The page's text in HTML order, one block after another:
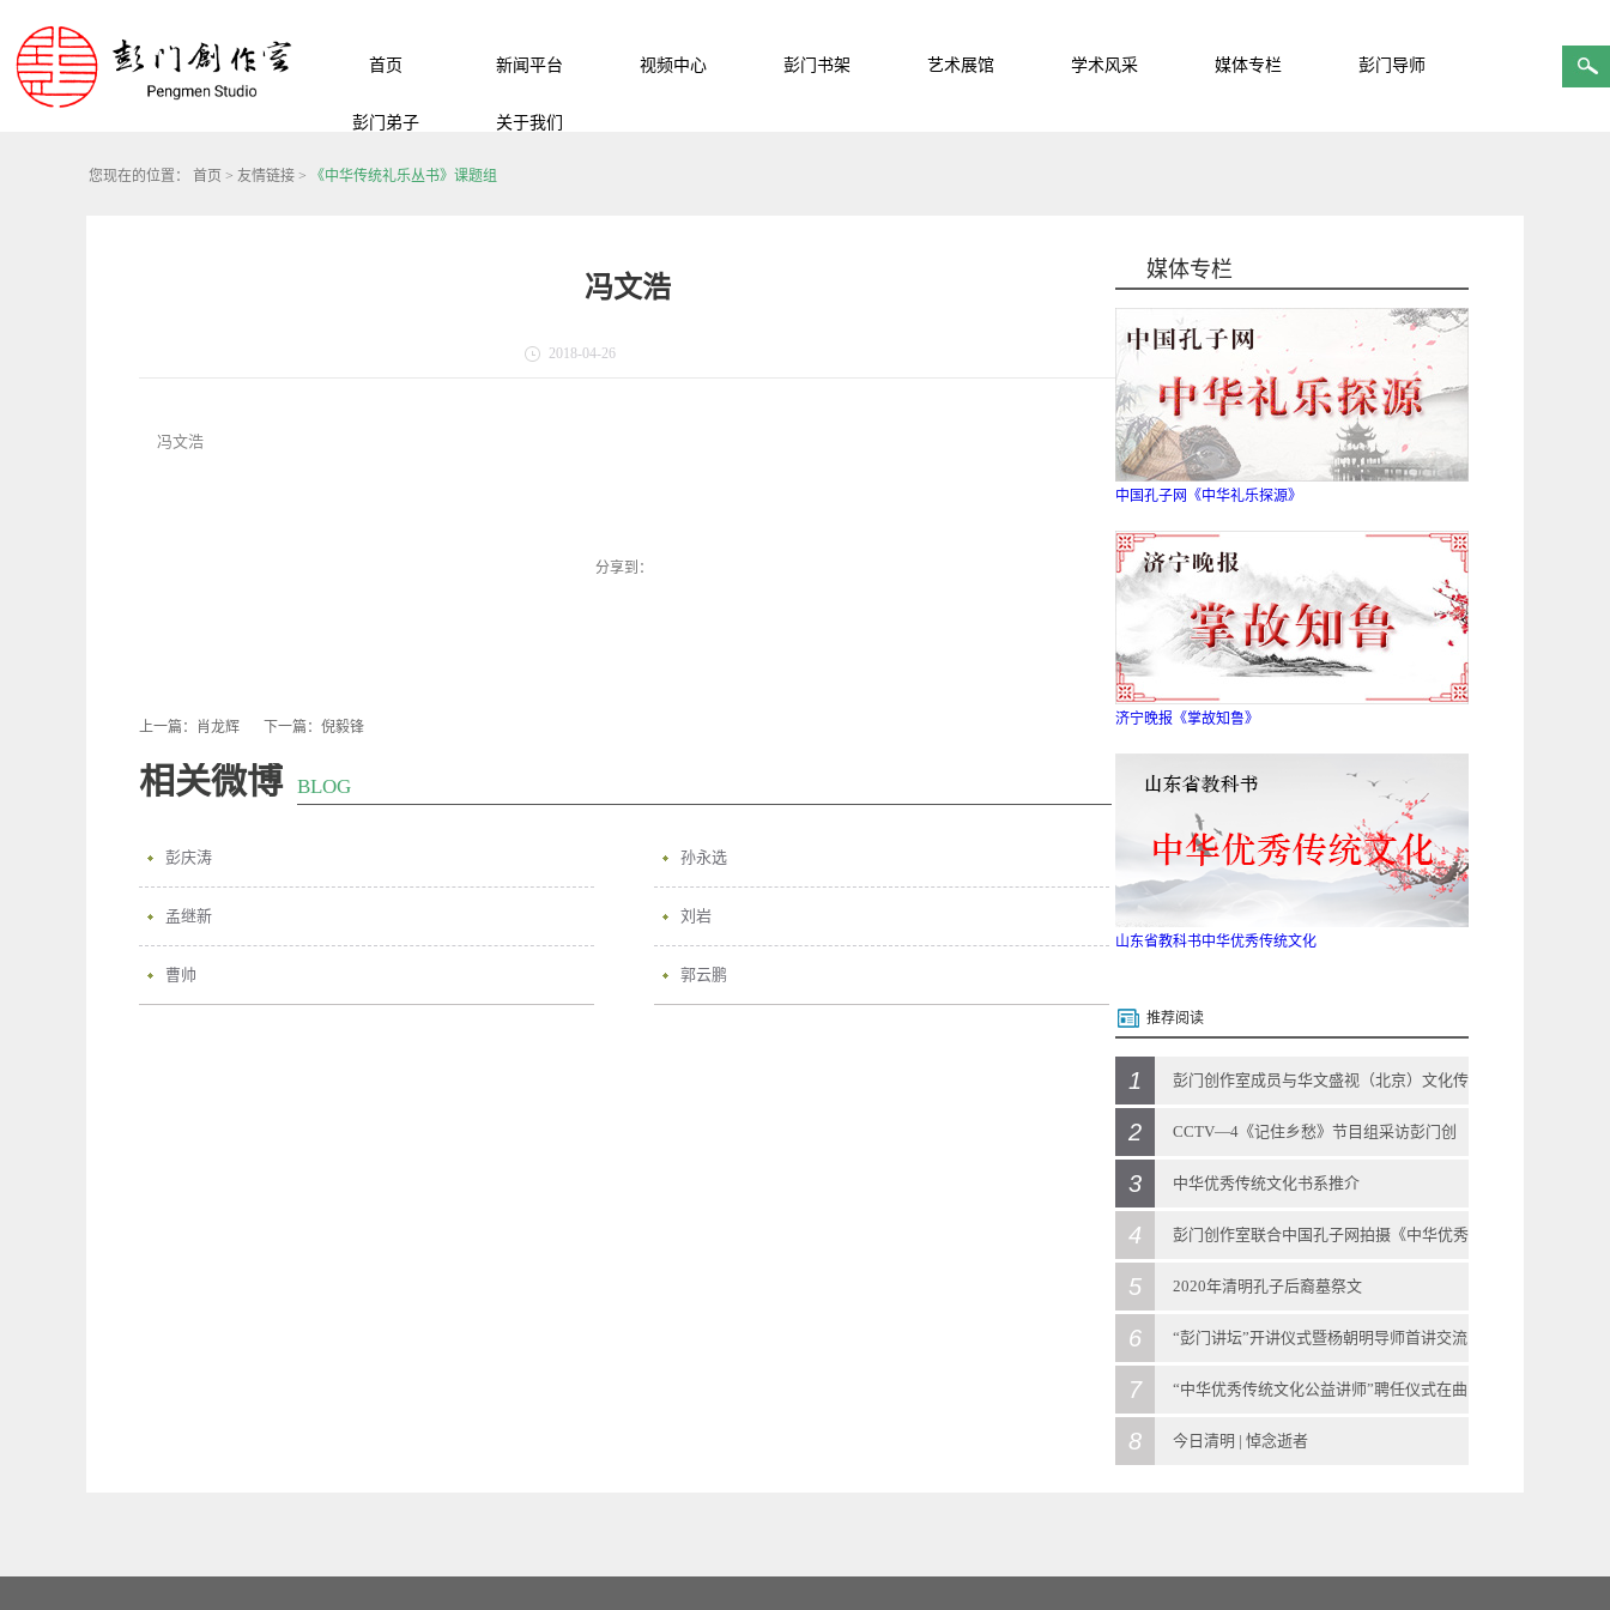
首页 新闻平台 视频中心 彭门书架 艺术展馆 学术风采 媒体专栏 彭门导师
彭门弟子 关于我们
您现在的位置： 首页 > 友情链接 > 《中华传统礼乐丛书》课题组
冯文浩
2018-04-26
冯文浩
分享到：
上一篇： 肖龙辉 下一篇： 倪毅锋
相关微博 BLOG
彭庆涛 孙永选
孟继新 刘岩
曹帅 郭云鹏
媒体专栏
中国孔子网《中华礼乐探源》
济宁晚报《掌故知鲁》
山东省教科书中华优秀传统文化
推荐阅读
1 彭门创作室成员与华文盛视（北京）文化传
播有限公司 客人进行座谈
2018 - 08 - 27
5月24日下午，华文盛视（北京）文化传播有限
2 CCTV—4《记住乡愁》节目组采访彭门创
作室导师彭庆涛先生
2020 - 03 - 25
彭门快讯 | CCTV—4《记住乡愁》节目组采访
3 中华优秀传统文化书系推介
2021 - 03 - 22
出版说明山东是儒家文化的发源地，也是中华
优秀传统文化的重要发祥地，在灿烂辉煌的中
4 彭门创作室联合中国孔子网拍摄《中华优秀
传统文化》教科书示范教学视频
2018 - 08 - 29
彭门创作室联合中国孔子网拍摄《中华优秀传
5 2020年清明孔子后裔墓祭文
2020 - 04 - 04
2020年清明孔子后裔墓祭文清明时节雨纷纷惟
公元二零二零年岁在庚子，开年不吉，忽来瘟
将至，然正处国际疫情施虐未稳之际，全民不
6 “彭门讲坛”开讲仪式暨杨朝明导师首讲交流
会侧记
2021 - 10 - 13
“彭门讲坛”开讲仪式暨杨朝明导师首讲交流会
7 “中华优秀传统文化公益讲师”聘任仪式在曲
阜迎宾馆召开
所）召开会议，与中国孔子网一同向参与《中
8 今日清明 | 悼念逝者